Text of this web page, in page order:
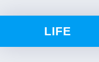
LIFE